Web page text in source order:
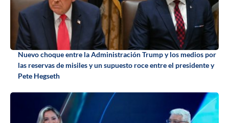
Nuevo choque entre la Administración Trump y los medios por
las reservas de misiles y un supuesto roce entre el presidente y
Pete Hegseth